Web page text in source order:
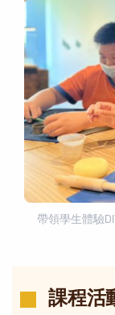
帶領學生體驗
課程活